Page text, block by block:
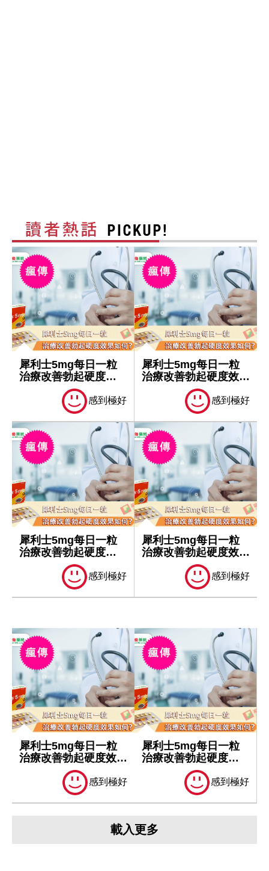
犀利士5mg每日一粒
治療改善勃起硬度效
感到極好
犀利士5mg每日一粒
治療改善勃起硬度效果
感到極好
犀利士5mg每日一粒
治療改善勃起硬度效
感到極好
犀利士5mg每日一粒
治療改善勃起硬度效果
感到極好
犀利士5mg每日一粒
治療改善勃起硬度效果
感到極好
犀利士5mg每日一粒
治療改善勃起硬度效
感到極好
載入更多